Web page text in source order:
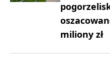
miliony zł